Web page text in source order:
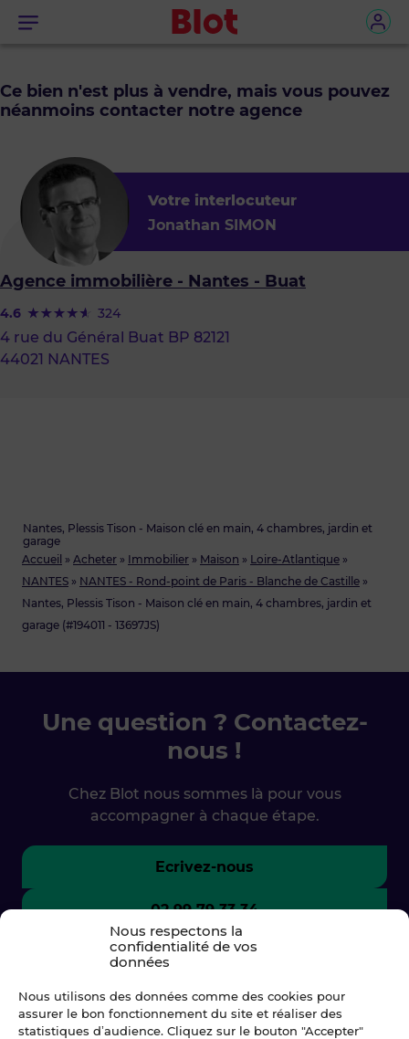
Nous respectons la
confidentialité de vos
données
Nous utilisons des données comme des cookies pour
assurer le bon fonctionnement du site et réaliser des
statistiques d’audience. Cliquez sur le bouton "Accepter"
Menu
Accueil » Acheter » Immobilier » Maison » Loire-Atlantique »
NANTES » NANTES - Rond-point de Paris - Blanche de Castille »
Nantes, Plessis Tison - Maison clé en main, 4 chambres, jardin et
garage (#194011 - 13697JS)
Nantes, Plessis Tison - Maison clé en main, 4 chambres, jardin et
garage
Ce bien n'est plus à vendre, mais vous pouvez
néanmoins contacter notre agence
Votre interlocuteur
Jonathan SIMON
Agence immobilière - Nantes - Buat
4.6 324
4 rue du Général Buat BP 82121
44021 NANTES
Une question ? Contactez-
nous !
Chez Blot nous sommes là pour vous
accompagner à chaque étape.
Ecrivez-nous
02 99 79 33 34